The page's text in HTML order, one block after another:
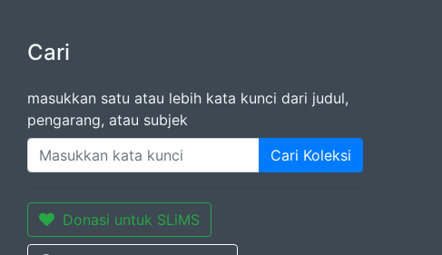
Cari
masukkan satu atau lebih kata kunci dari judul,
pengarang, atau subjek
Cari Koleksi
Donasi untuk SLiMS